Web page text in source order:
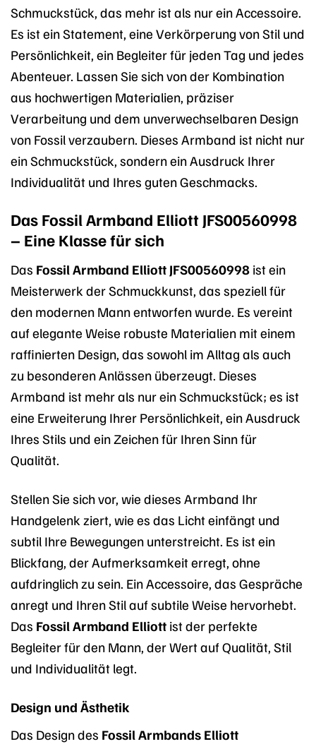
Schmuckstück, das mehr ist als nur ein Accessoire.
Es ist ein Statement, eine Verkörperung von Stil und
Persönlichkeit, ein Begleiter für jeden Tag und jedes
Abenteuer. Lassen Sie sich von der Kombination
aus hochwertigen Materialien, präziser
Verarbeitung und dem unverwechselbaren Design
von Fossil verzaubern. Dieses Armband ist nicht nur
ein Schmuckstück, sondern ein Ausdruck Ihrer
Individualität und Ihres guten Geschmacks.
Das Fossil Armband Elliott JFS00560998
– Eine Klasse für sich
Das Fossil Armband Elliott JFS00560998 ist ein
Meisterwerk der Schmuckkunst, das speziell für
den modernen Mann entworfen wurde. Es vereint
auf elegante Weise robuste Materialien mit einem
raffinierten Design, das sowohl im Alltag als auch
zu besonderen Anlässen überzeugt. Dieses
Armband ist mehr als nur ein Schmuckstück; es ist
eine Erweiterung Ihrer Persönlichkeit, ein Ausdruck
Ihres Stils und ein Zeichen für Ihren Sinn für
Qualität.
Stellen Sie sich vor, wie dieses Armband Ihr
Handgelenk ziert, wie es das Licht einfängt und
subtil Ihre Bewegungen unterstreicht. Es ist ein
Blickfang, der Aufmerksamkeit erregt, ohne
aufdringlich zu sein. Ein Accessoire, das Gespräche
anregt und Ihren Stil auf subtile Weise hervorhebt.
Das Fossil Armband Elliott ist der perfekte
Begleiter für den Mann, der Wert auf Qualität, Stil
und Individualität legt.
Design und Ästhetik
Das Design des Fossil Armbands Elliott